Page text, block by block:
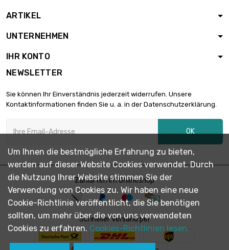
Durchmesser : 3mm
Länge : 0.2 Meter
Durchmesser : 3mm
Länge : 0.4 Meter
Durchmesser : 3mm
2,77 €
Länge : 0.5 Meter
Durchmesser : 3mm
3,31 €
ARTIKEL
UNTERNEHMEN
IHR KONTO
NEWSLETTER
Sie können Ihr Einverständnis jederzeit widerrufen. Unsere
Kontaktinformationen finden Sie u. a. in der Datenschutzerklärung.
OK
Zahlarten im Onlineshop
Schneller Versand per
Um Ihnen die bestmögliche Erfahrung zu bieten,
werden auf dieser Website Cookies verwendet. Durch
die Nutzung Ihrer Website stimmen Sie der
Verwendung von Cookies zu. Wir haben eine neue
Cookie-Richtlinie veröffentlicht, die Sie benötigen
sollten, um mehr über die von uns verwendeten
Cookies zu erfahren. Cookies-Richtlinien lesen.